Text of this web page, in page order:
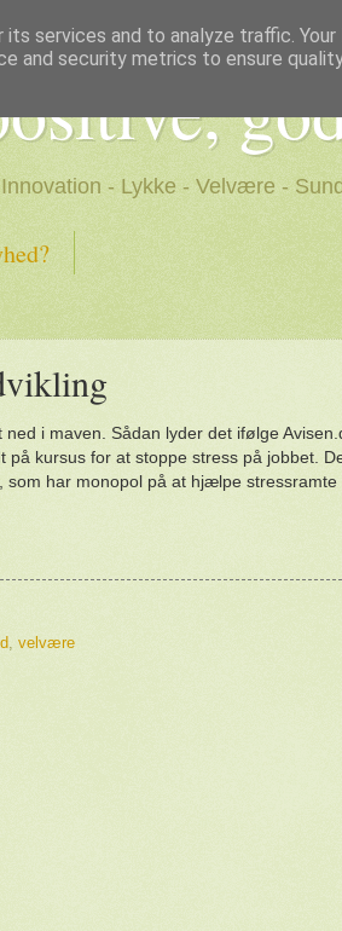
- Lykke - Velvære -
i maven. Sådan lyder det ifølge
på kursus for at stoppe stress på jobbet.
har monopol på at hjælpe stressramte
, velvære
services and to analyze traffic.
and security metrics to ensure